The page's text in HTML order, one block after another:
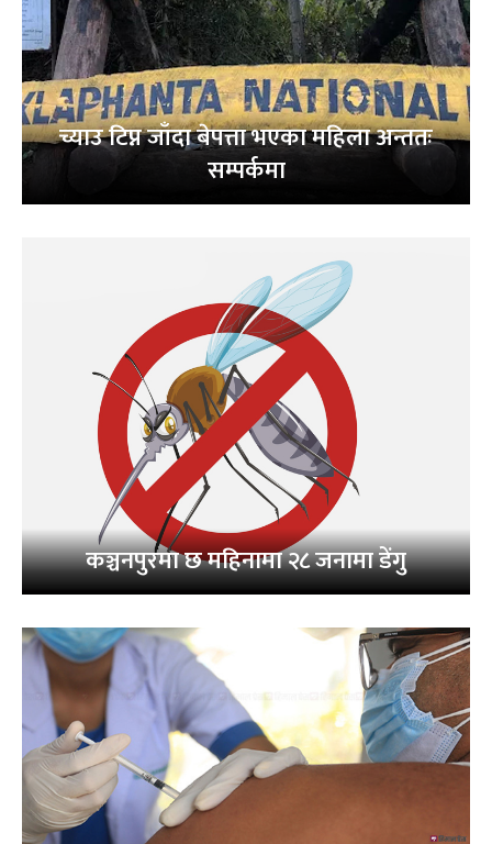
च्याउ टिप्न जाँदा बेपत्ता भएका महिला अन्ततः
सम्पर्कमा
कञ्चनपुरमा छ महिनामा २८ जनामा डेंगु